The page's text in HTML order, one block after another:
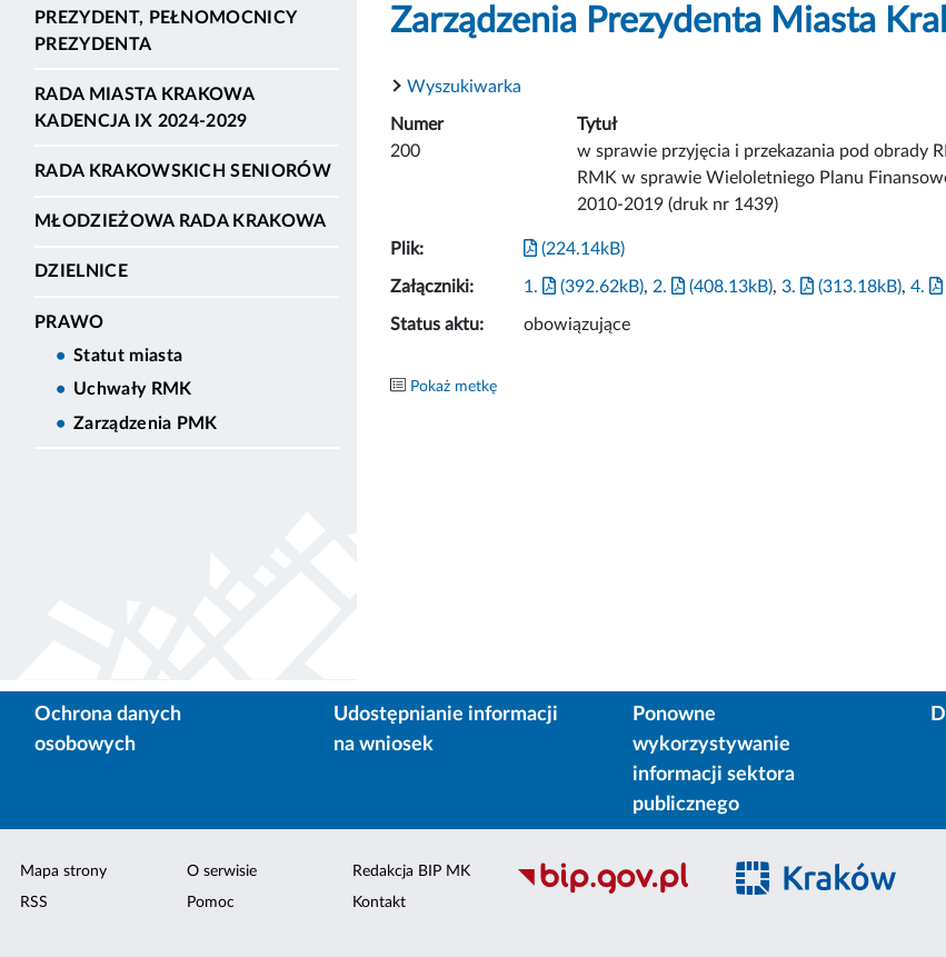
PREZYDENT, PEŁNOMOCNICY
PREZYDENTA
RADA MIASTA KRAKOWA
KADENCJA IX 2024-2029
RADA KRAKOWSKICH SENIORÓW
MŁODZIEŻOWA RADA KRAKOWA
DZIELNICE
PRAWO
Statut miasta
Uchwały RMK
Zarządzenia PMK
Zarządzenia Prezydenta Miasta
Wyszukiwarka
Numer Tytuł
200
w sprawie przyjęcia i przekazania pod obrady
RMK w sprawie Wieloletniego Planu
2010-2019 (druk nr 1439)
Plik: (224.14kB)
Załączniki: 1. (392.62kB), 2. (408.13kB), 3. (313.18kB), 4.
Status aktu: obowiązujące
Pokaż metkę
Ochrona danych
osobowych
Udostępnianie informacji
na wniosek
Ponowne
wykorzystywanie
informacji sektora
publicznego
Mapa strony
RSS
O serwisie
Pomoc
Redakcja BIP MK
Kontakt